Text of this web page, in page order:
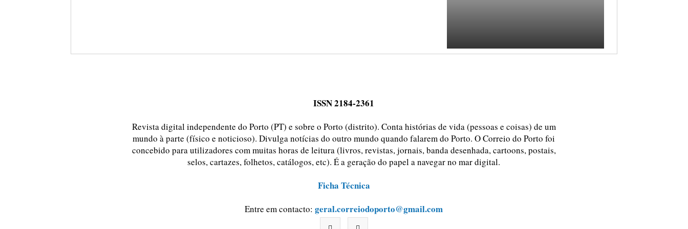
ISSN 2184-2361
Revista digital independente do Porto (PT) e sobre o Porto (distrito). Conta histórias de vida (pessoas e coisas) de um
mundo à parte (físico e noticioso). Divulga notícias do outro mundo quando falarem do Porto. O Correio do Porto foi
concebido para utilizadores com muitas horas de leitura (livros, revistas, jornais, banda desenhada, cartoons, postais,
selos, cartazes, folhetos, catálogos, etc). É a geração do papel a navegar no mar digital.
Ficha Técnica
Entre em contacto:geral.correiodoporto@gmail.com